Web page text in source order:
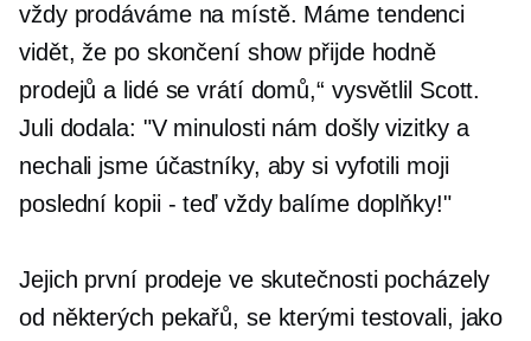
vždy prodáváme na místě. Máme tendenci
vidět, že po skončení show přijde hodně
prodejů a lidé se vrátí domů,“ vysvětlil Scott.
Juli dodala: "V minulosti nám došly vizitky a
nechali jsme účastníky, aby si vyfotili moji
poslední kopii - teď vždy balíme doplňky!"
Jejich první prodeje ve skutečnosti pocházely
od některých pekařů, se kterými testovali, jako